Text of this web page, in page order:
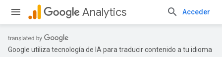
Analytics Acceder
Google utiliza tecnología de IA para traducir contenido a tu idioma